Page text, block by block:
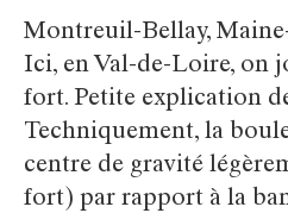
Montreuil-Bellay,
Ici, en Val-de-Loire, on
fort. Petite explication
Techniquement, la
centre de gravité
fort) par rapport à la